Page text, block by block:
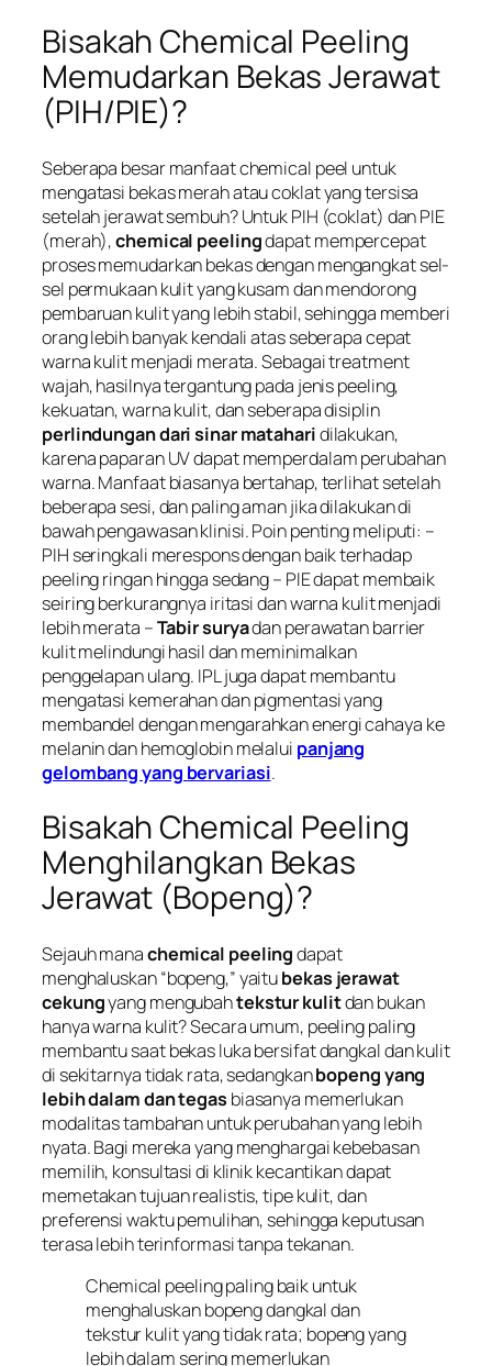
Bisakah Chemical Peeling
Memudarkan Bekas Jerawat
(PIH/PIE)?
Seberapa besar manfaat chemical peel untuk
mengatasi bekas merah atau coklat yang tersisa
setelah jerawat sembuh? Untuk PIH (coklat) dan PIE
(merah),chemical peelingdapat mempercepat
proses memudarkan bekas dengan mengangkat sel-
sel permukaan kulit yang kusam dan mendorong
pembaruan kulit yang lebih stabil, sehingga memberi
orang lebih banyak kendali atas seberapa cepat
warna kulit menjadi merata. Sebagai treatment
wajah, hasilnya tergantung pada jenis peeling,
kekuatan, warna kulit, dan seberapa disiplin
perlindungan dari sinar mataharidilakukan,
karena paparan UV dapat memperdalam perubahan
warna. Manfaat biasanya bertahap, terlihat setelah
beberapa sesi, dan paling aman jika dilakukan di
bawah pengawasan klinisi. Poin penting meliputi: –
PIH seringkali merespons dengan baik terhadap
peeling ringan hingga sedang – PIE dapat membaik
seiring berkurangnya iritasi dan warna kulit menjadi
lebih merata –Tabir suryadan perawatan barrier
kulit melindungi hasil dan meminimalkan
penggelapan ulang. IPL juga dapat membantu
mengatasi kemerahan dan pigmentasi yang
membandel dengan mengarahkan energi cahaya ke
melanin dan hemoglobin melalui panjang
gelombang yang bervariasi.
Bisakah Chemical Peeling
Menghilangkan Bekas
Jerawat (Bopeng)?
Sejauh manachemical peelingdapat
menghaluskan “bopeng,” yaitubekas jerawat
cekungyang mengubahtekstur kulitdan bukan
hanya warna kulit? Secara umum, peeling paling
membantu saat bekas luka bersifat dangkal dan kulit
di sekitarnya tidak rata, sedangkanbopeng yang
lebih dalam dan tegas biasanya memerlukan
modalitas tambahan untuk perubahan yang lebih
nyata. Bagi mereka yang menghargai kebebasan
memilih, konsultasi di klinik kecantikan dapat
memetakan tujuan realistis, tipe kulit, dan
preferensi waktu pemulihan, sehingga keputusan
terasa lebih terinformasi tanpa tekanan.
Chemical peeling paling baik untuk
menghaluskan bopeng dangkal dan
tekstur kulit yang tidak rata; bopeng yang
lebih dalam sering memerlukan